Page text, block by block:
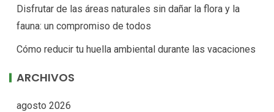
Disfrutar de las áreas naturales sin dañar la flora y la
fauna: un compromiso de todos
Cómo reducir tu huella ambiental durante las vacaciones
ARCHIVOS
agosto 2026